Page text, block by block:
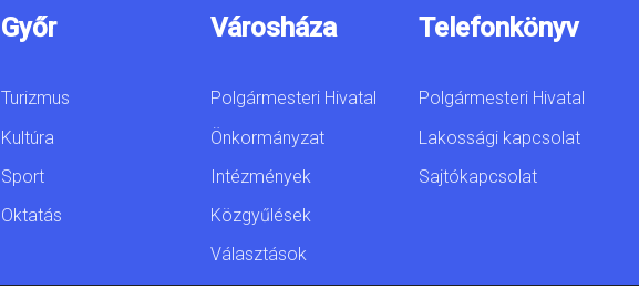
Győr
Turizmus
Kultúra
Sport
Oktatás
Városháza
Polgármesteri Hivatal
Önkormányzat
Intézmények
Közgyűlések
Választások
Telefonkönyv
Polgármesteri Hivatal
Lakossági kapcsolat
Sajtókapcsolat